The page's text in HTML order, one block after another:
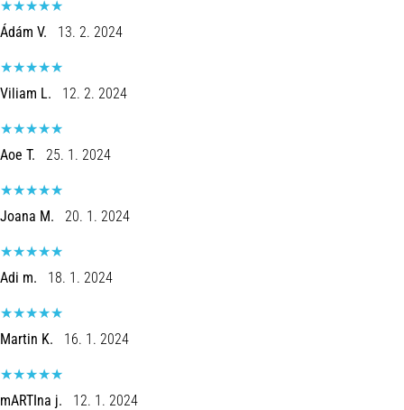
Ádám V. 13. 2. 2024
Viliam L. 12. 2. 2024
Aoe T. 25. 1. 2024
Joana M. 20. 1. 2024
Adi m. 18. 1. 2024
Martin K. 16. 1. 2024
mARTIna j. 12. 1. 2024